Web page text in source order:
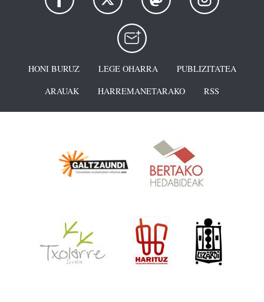
HONI BURUZ LEGE OHARRA
PUBLIZITATEA
ARAUAK
HARREMANETARAKO RSS